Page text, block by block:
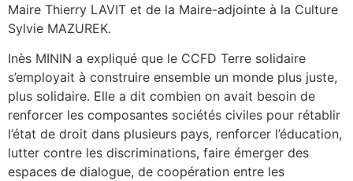
Maire Thierry LAVIT et de la Maire-adjointe à la Culture
Sylvie MAZUREK.
Inès MININ a expliqué que le CCFD Terre solidaire
s’employait à construire ensemble un monde plus juste,
plus solidaire. Elle a dit combien on avait besoin de
renforcer les composantes sociétés civiles pour rétablir
l’état de droit dans plusieurs pays, renforcer l’éducation,
lutter contre les discriminations, faire émerger des
espaces de dialogue, de coopération entre les